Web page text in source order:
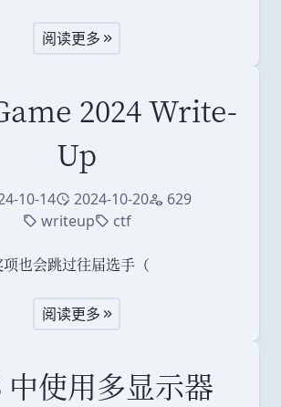
阅读更多
2024 Write-
Up
10-14修改于
2024-10-20访问量
629
标签writeup标签ctf
也会跳过往届选手 （
阅读更多
中使用多显示器